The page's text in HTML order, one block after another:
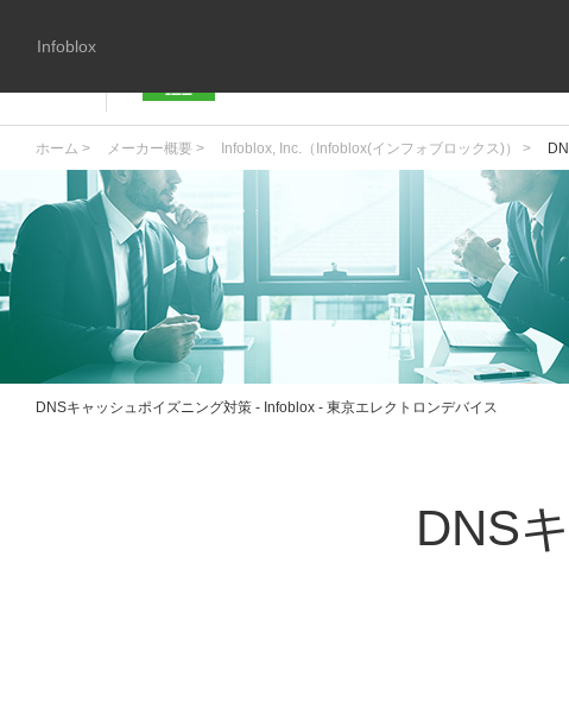
ホーム > メーカー概要 > Infoblox, Inc.（Infoblox(インフォブロックス)） >
DNSキャッシュポイズニング対策 - Infoblox - 東京エレクトロンデバイス
DNS
Infoblox